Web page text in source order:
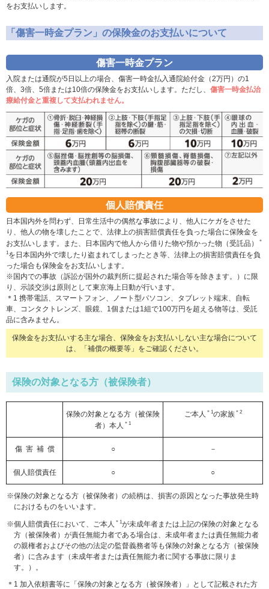
をお支払いします。
「傷害一時金プラン」の保険金のお支払いについて
傷害一時金プラン
入院または通院が5日以上の場合、傷害一時金払入通院給付金（2万円）の1
倍、3倍、5倍または10倍の保険金をお支払いします。ただし、 傷害一時金払治
療給付金と重複して支払われません。
個人賠償責任
日本国内外を問わず、日常生活中の偶然な事故により、他人にケガをさせた
り、他人の物を壊したことで、法律上の損害賠償責任を負った場合に保険金を
お支払いします。また、日本国内で他人から借りた物や預かった物（受託品）
＊
1 を日本国内外で壊したり盗まれてしまったとき等、法律上の損害賠償責任を負
った場合も保険金をお支払いします。
※国内での事故（訴訟が国外の裁判所に提起された場合等を除きます。）に限
り、示談交渉は原則として東京海上日動が行います。
＊1 携帯電話、スマートフォン、ノート型パソコン、タブレット端末、自転
車、コンタクトレンズ、眼鏡、1個または1組で100万円を超える物等は、受託
品に含みません。
保険金をお支払いする主な場合、保険金をお支払いしない主な場合について
は、「補償の概要等」をご確認ください。
保険の対象となる方（被保険者）
保険の対象となる方（被保険
者）本人 ＊1
ご本人 ＊1の家族＊2
傷 害 補 償 ○ －
個人賠償責任 ○ ○
※保険の対象となる方（被保険者）の続柄は、損害の原因となった事故発生時
におけるものをいいます。
※個人賠償責任において、ご本人 ＊1が未成年者または上記の保険の対象となる
方（被保険者）が責任無能力者である場合は、未成年者または責任無能力者
の親権者およびその他の法定の監督義務者等も保険の対象となる方（被保険
者）に含みます（未成年者または責任無能力者に関する事故に限りま
す。）。
＊1 加入依頼書等に「保険の対象となる方（被保険者）」として記載された方